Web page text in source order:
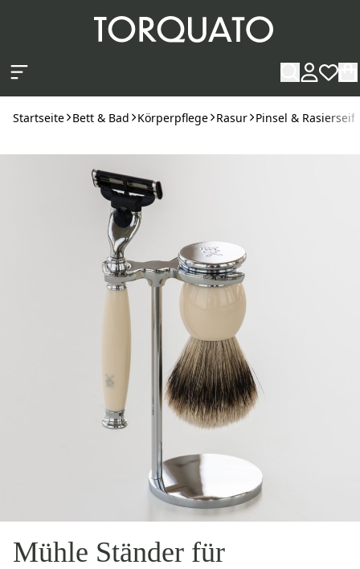
Startseite Bett & Bad Körperpflege Rasur Pinsel &
Mühle Ständer für